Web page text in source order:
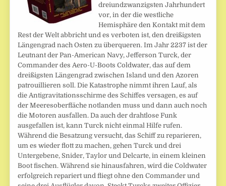
dreiundzwanzigsten Jahrhundert
vor, in der die westliche
Hemisphäre den Kontakt mit dem
Rest der Welt abbricht und es verboten ist, den dreißigsten
Längengrad nach Osten zu überqueren. Im Jahr 2237 ist der
Leutnant der Pan-American Navy, Jefferson Turck, der
Commander des Aero-U-Boots Coldwater, das auf dem
dreißigsten Längengrad zwischen Island und den Azoren
patrouillieren soll. Die Katastrophe nimmt ihren Lauf, als
die Antigravitationsschirme des Schiffes versagen, es auf
der Meeresoberfläche notlanden muss und dann auch noch
die Motoren ausfallen. Da auch der drahtlose Funk
ausgefallen ist, kann Turck nicht einmal Hilfe rufen.
Während die Besatzung versucht, das Schiff zu reparieren,
um es wieder flott zu machen, gehen Turck und drei
Untergebene, Snider, Taylor und Delcarte, in einem kleinen
Boot fischen. Während sie hinausfahren, wird die Coldwater
erfolgreich repariert und fliegt ohne den Commander und